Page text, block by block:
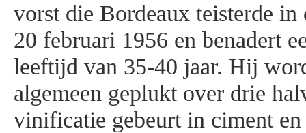
vorst die Bordeaux teisterde in
20 februari 1956 en benadert
leeftijd van 35-40 jaar. Hij
algemeen geplukt over drie
vinificatie gebeurt in ciment en